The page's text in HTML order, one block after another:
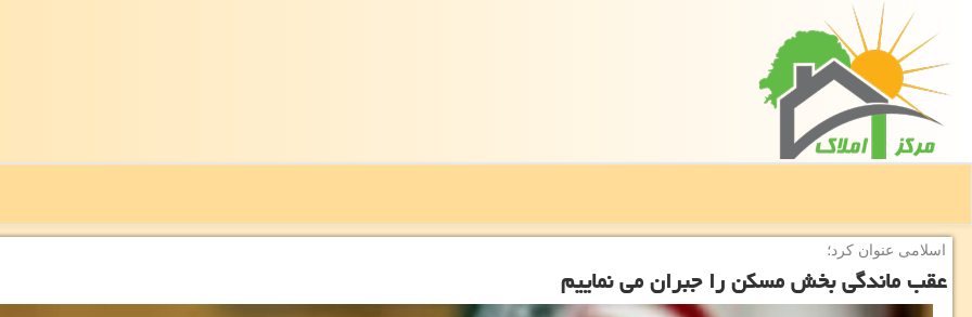
اسلامی عنوان كرد؛
عقب ماندگی بخش مسكن را جبران می نماییم